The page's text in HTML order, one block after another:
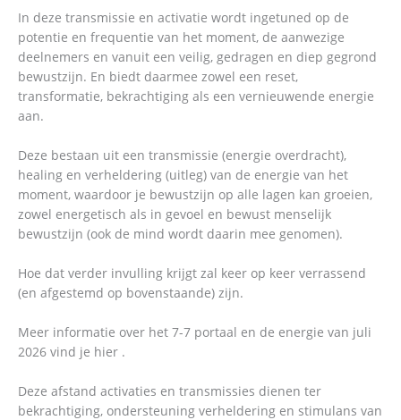
In deze transmissie en activatie wordt ingetuned op de
potentie en frequentie van het moment, de aanwezige
deelnemers en vanuit een veilig, gedragen en diep gegrond
bewustzijn. En biedt daarmee zowel een reset,
transformatie, bekrachtiging als een vernieuwende energie
aan.
Deze bestaan uit een transmissie (energie overdracht),
healing en verheldering (uitleg) van de energie van het
moment, waardoor je bewustzijn op alle lagen kan groeien,
zowel energetisch als in gevoel en bewust menselijk
bewustzijn (ook de mind wordt daarin mee genomen).
Hoe dat verder invulling krijgt zal keer op keer verrassend
(en afgestemd op bovenstaande) zijn.
Meer informatie over het 7-7 portaal en de energie van juli
2026 vind je hier .
Deze afstand activaties en transmissies dienen ter
bekrachtiging, ondersteuning verheldering en stimulans van